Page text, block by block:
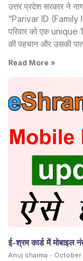
उत्तर प्रदेश सरकार ने
“Parivar ID (Family
परिवार को एक unique
की पहचान और उसकी
Read More »
ई-श्रम कार्ड में
Anuj sharma October